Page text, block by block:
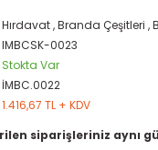
Hırdavat,Branda Çeşitleri ,
IMBCSK-0023
Stokta Var
İMBC.0022
1.416,67 TL + KDV
siparişleriniz aynı